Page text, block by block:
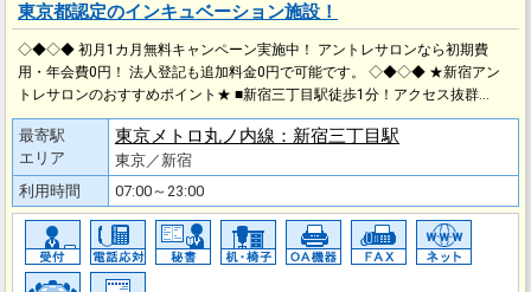
東京都認定のインキュベーション施設！
◇◆◇◆ 初月1カ月無料キャンペーン実施中！ アントレサロンなら初期費
用・年会費0円！ 法人登記も追加料金0円で可能です。 ◇◆◇◆ ★新宿アン
トレサロンのおすすめポイント★ ■新宿三丁目駅徒歩1分！アクセス抜群…
最寄駅
エリア
東京メトロ丸ノ内線：新宿三丁目駅
東京／新宿
利用時間
07:00～23:00